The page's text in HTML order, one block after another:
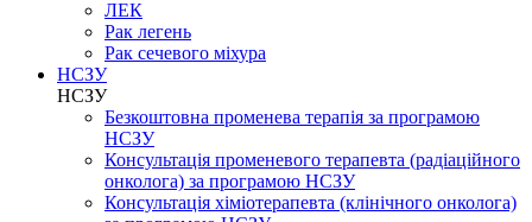
ЛЕК
Рак легень
Рак сечевого міхура
НСЗУ
НСЗУ
Безкоштовна променева терапія за програмою
НСЗУ
Консультація променевого терапевта (радіаційного
онколога) за програмою НСЗУ
Консультація хіміотерапевта (клінічного онколога)